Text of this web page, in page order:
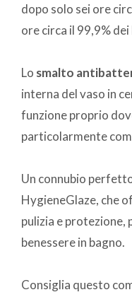
dopo solo sei ore
ore circa il 99,9%
Lo smalto
interna del vaso in
funzione proprio
particolarmente
Un connubio
HygieneGlaze, che
pulizia e protezione,
benessere in bagno.
Consiglia questo